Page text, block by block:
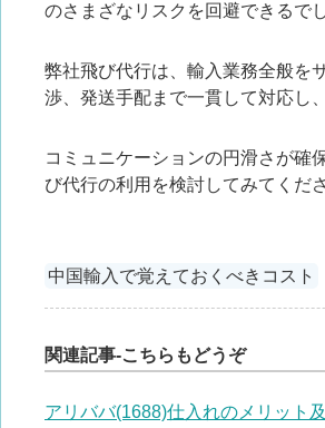
のさまざなリスクを回避できるで
弊社飛び代行は、輸入業務全般を
渉、発送手配まで一貫して対応し
コミュニケーションの円滑さが確
び代行の利用を検討してみてくださ
中国輸入で覚えておくべきコスト
関連記事-こちらもどうぞ
アリババ(1688)仕入れのメリット